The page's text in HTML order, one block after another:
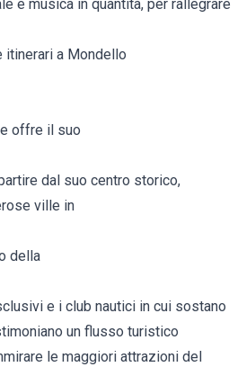
e musica in quantità, per rallegrare
itinerari a Mondello
offre il suo
dal suo centro storico,
ville in
della
e i club nautici in cui sostano
un flusso turistico
le maggiori attrazioni del